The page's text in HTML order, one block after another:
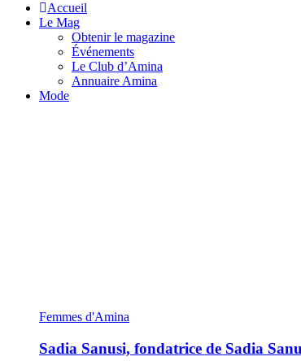
Accueil
Le Mag
Obtenir le magazine
Événements
Le Club d’Amina
Annuaire Amina
Mode
Femmes d'Amina
Sadia Sanusi, fondatrice de Sadia